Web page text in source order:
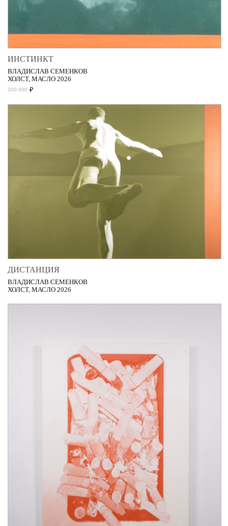
ИНСТИНКТ
ВЛАДИСЛАВ СЕМЕНКОВ
ХОЛСТ, МАСЛО 2026
200 000 ₽
ДИСТАНЦИЯ
ВЛАДИСЛАВ СЕМЕНКОВ
ХОЛСТ, МАСЛО 2026